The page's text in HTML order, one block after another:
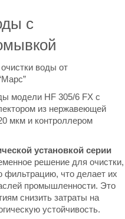
с
воды от
модели HF 305/6 FX c
из нержавеющей
мкм и контроллером
установкой серии
решение для очистки,
фильтрацию, что делает их
промышленности. Это
снизить затраты на
устойчивость.